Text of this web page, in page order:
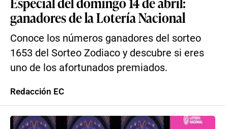
ganadores de la Lotería Nacional
Conoce los números ganadores del sorteo
1653 del Sorteo Zodiaco y descubre si eres
uno de los afortunados premiados.
Redacción EC